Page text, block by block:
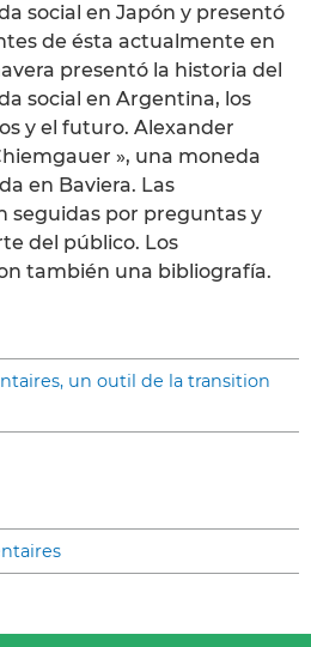
social en Japón y presentó
de ésta actualmente en
presentó la historia del
social en Argentina, los
y el futuro. Alexander
», una moneda
en Baviera. Las
seguidas por preguntas y
del público. Los
también una bibliografía.
un outil de la transition